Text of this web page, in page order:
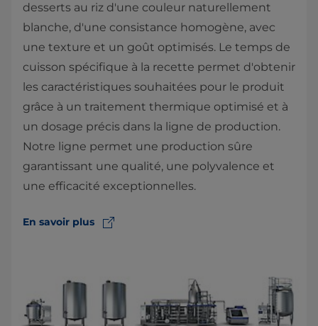
desserts au riz d'une couleur naturellement
blanche, d'une consistance homogène, avec
une texture et un goût optimisés. Le temps de
cuisson ​spécifique à la recette permet d'obtenir
les caractéristiques souhaitées pour le produit
grâce à un traitement thermique optimisé et à
un dosage précis dans la ligne de production.
Notre ligne permet une production sûre
garantissant une qualité, une polyvalence et
une efficacité exceptionnelles.
En savoir plus